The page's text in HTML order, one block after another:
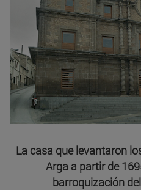
La casa que levantaron
Arga a partir de
barroquización